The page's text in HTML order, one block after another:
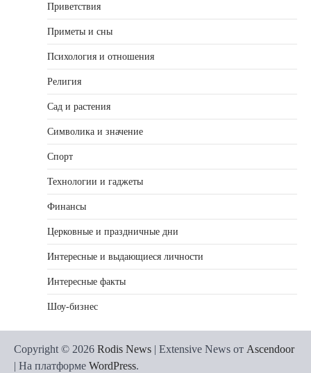
Приветствия
Приметы и сны
Психология и отношения
Религия
Сад и растения
Символика и значение
Спорт
Технологии и гаджеты
Финансы
Церковные и праздничные дни
Интересные и выдающиеся личности
Интересные факты
Шоу-бизнес
Copyright © 2026 Rodis News | Extensive News от Ascendoor
| На платформе WordPress.